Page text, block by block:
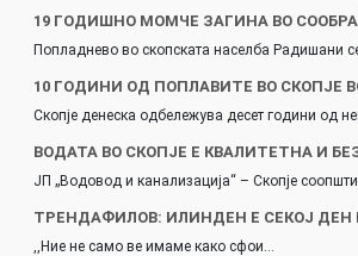
19 ГОДИШНО МОМЧЕ ЗАГИНА ВО
Попладнево во скопската населба Радишани
10 ГОДИНИ ОД ПОПЛАВИТЕ ВО СКОПЈЕ
Скопје денеска одбележува десет години од
ВОДАТА ВО СКОПЈЕ Е КВАЛИТЕТНА И
ЈП „Водовод и канализација“ – Скопје
ТРЕНДАФИЛОВ: ИЛИНДЕН Е СЕКОЈ ДЕН
,,Ние не само ве имаме како сфои…